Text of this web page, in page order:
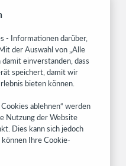
events, and much more—
- Informationen darüber,
der Auswahl von „Alle
einverstanden, dass
speichert, damit wir
bieten können.
ablehnen“ werden
Nutzung der Website
Dies kann sich jedoch
Ihre Cookie-